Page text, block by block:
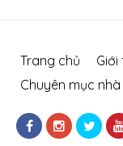
Trang chủ Giới
Chuyên mục